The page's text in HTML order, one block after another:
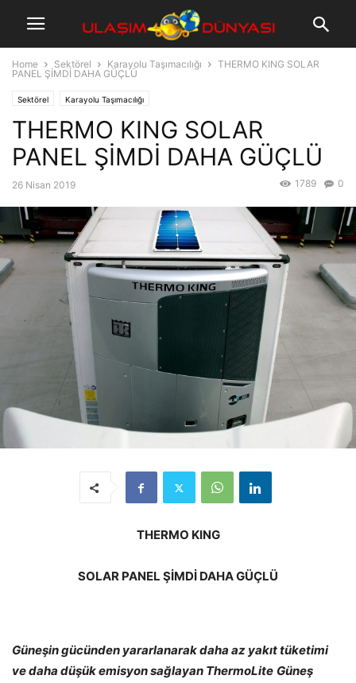
Home Sektörel Karayolu Taşımacılığı
THERMO KING SOLAR
PANEL ŞİMDİ DAHA GÜÇLÜ
Sektörel Karayolu Taşımacılığı
THERMO KING SOLAR
PANEL ŞİMDİ DAHA GÜÇLÜ
26 Nisan 2019 0
1789
THERMO KING
SOLAR PANEL ŞİMDİ DAHA GÜÇLÜ
Güneşin gücünden yararlanarak daha az yakıt tüketimi
ve daha düşük emisyon sağlayan ThermoLite Güneş